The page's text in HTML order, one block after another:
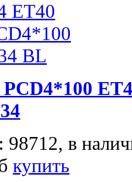
PCD4*100
98712, в
купить